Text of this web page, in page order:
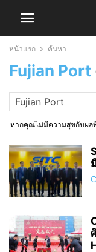
หน้าแรก ค้นหา
Fujian Port
หากคุณไม่มีความสุขกับผล